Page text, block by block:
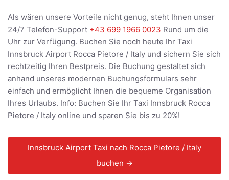
Als wären unsere Vorteile nicht genug, steht Ihnen unser
24/7 Telefon-Support +43 699 1966 0023 Rund um die
Uhr zur Verfügung. Buchen Sie noch heute Ihr Taxi
Innsbruck Airport Rocca Pietore / Italy und sichern Sie sich
rechtzeitig Ihren Bestpreis. Die Buchung gestaltet sich
anhand unseres modernen Buchungsformulars sehr
einfach und ermöglicht Ihnen die bequeme Organisation
Ihres Urlaubs. Info: Buchen Sie Ihr Taxi Innsbruck Rocca
Pietore / Italy online und sparen Sie bis zu 20%!
Innsbruck Airport Taxi nach Rocca Pietore / Italy
buchen →